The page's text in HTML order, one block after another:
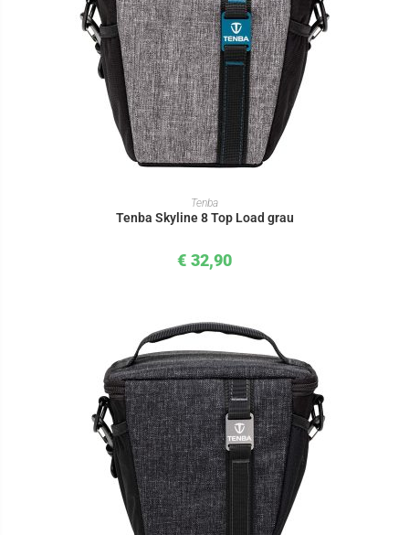
IN DEN WARENKORB
Tenba
Tenba Skyline 8 Top Load grau
€ 32,90